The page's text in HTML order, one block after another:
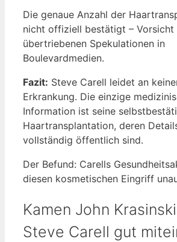
Die genaue Anzahl der
nicht offiziell bestätigt – Vorsicht
übertriebenen Spekulationen in
Boulevardmedien.
Fazit: Steve Carell leidet an
Erkrankung. Die einzige
Information ist seine
Haartransplantation, deren
vollständig öffentlich sind.
Der Befund: Carells
diesen kosmetischen Eingriff
Kamen John
Steve Carell gut